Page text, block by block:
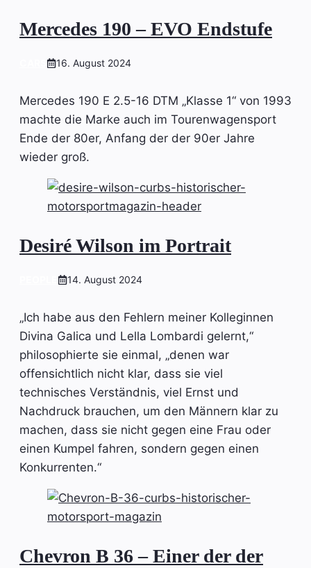
Mercedes 190 – EVO Endstufe
16. August 2024
Mercedes 190 E 2.5-16 DTM „Klasse 1“ von 1993
machte die Marke auch im Tourenwagensport
Ende der 80er, Anfang der der 90er Jahre
wieder groß.
Desiré Wilson im Portrait
14. August 2024
„Ich habe aus den Fehlern meiner Kolleginnen
Divina Galica und Lella Lombardi gelernt,“
philosophierte sie einmal, „denen war
offensichtlich nicht klar, dass sie viel
technisches Verständnis, viel Ernst und
Nachdruck brauchen, um den Männern klar zu
machen, dass sie nicht gegen eine Frau oder
einen Kumpel fahren, sondern gegen einen
Konkurrenten.“
Chevron B 36 – Einer der der